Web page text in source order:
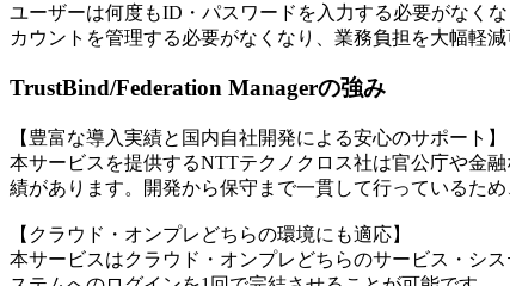
ユーザーは何度もID・パスワードを入力する必要がなく
カウントを管理する必要がなくなり、業務負担を大幅軽減
TrustBind/Federation Managerの強み
【豊富な導入実績と国内自社開発による安心のサポート】
本サービスを提供するNTTテクノクロス社は官公庁や金
績があります。開発から保守まで一貫して行っているた
【クラウド・オンプレどちらの環境にも適応】
本サービスはクラウド・オンプレどちらのサービス・シ